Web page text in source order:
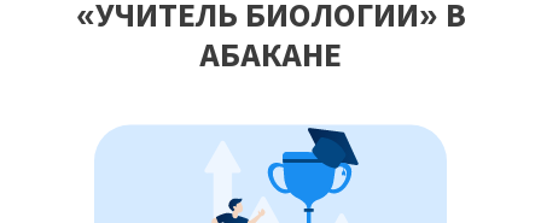
«УЧИТЕЛЬ БИОЛОГИИ» В
АБАКАНЕ